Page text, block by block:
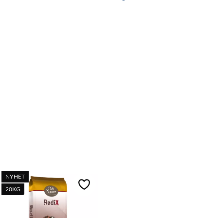
i favoriter
NYHET
20KG
Lägg till i favoriter